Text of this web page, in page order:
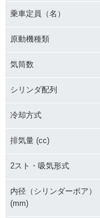
2007年 KX85-2・カ
ラーチェンジ
2004年 KX85-2・マ
イナーチェンジ
乗車定員（名）
原動機種類
気筒数
シリンダ配列
冷却方式
排気量 (cc)
2スト・吸気形式
内径（シリンダーボア）
(mm)